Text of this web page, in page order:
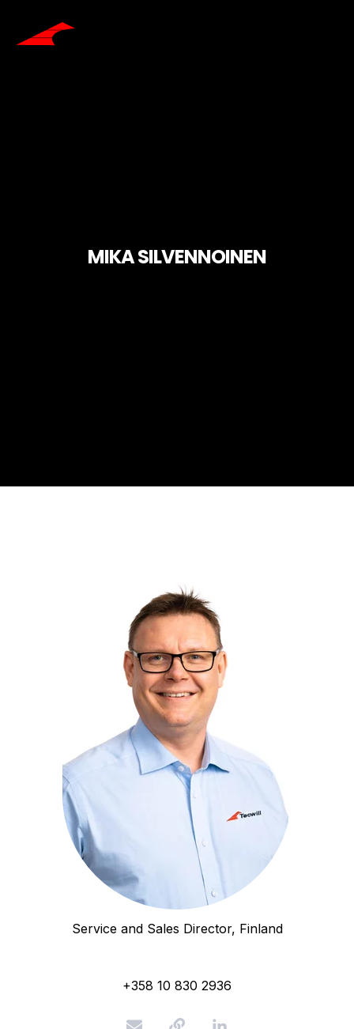
MIKA SILVENNOINEN
Service and Sales Director, Finland
+358 10 830 2936